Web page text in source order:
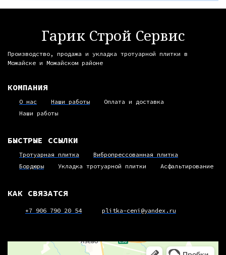
Гарик Строй Сервис
Производство, продажа и укладка тротуарной плитки в
Можайске и Можайском районе
КОМПАНИЯ
О нас Наши работы
Оплата и доставка
Наши работы
БЫСТРЫЕ ССЫЛКИ
Тротуарная плитка
Вибропрессованная плитка
Бордюры
Укладка тротуарной плитки Асфальтирование
КАК СВЯЗАТСЯ
+7 906 790 20 54 plitka-ceni@yandex.ru